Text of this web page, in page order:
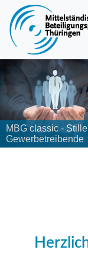
MBG classic -
Gewerbetreibende